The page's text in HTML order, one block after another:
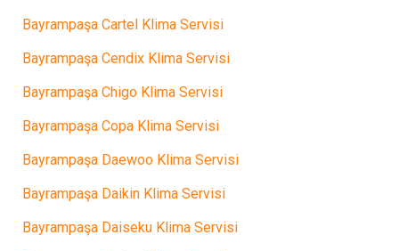
Bayrampaşa Cartel Klima Servisi
Bayrampaşa Cendix Klima Servisi
Bayrampaşa Chigo Klima Servisi
Bayrampaşa Copa Klima Servisi
Bayrampaşa Daewoo Klima Servisi
Bayrampaşa Daikin Klima Servisi
Bayrampaşa Daiseku Klima Servisi